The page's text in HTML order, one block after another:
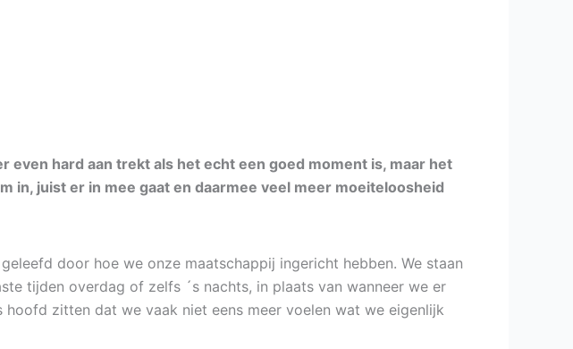
hard aan trekt als het echt een goed moment is, maar het
in, juist er in mee gaat en daarmee veel meer moeiteloosheid
door hoe we onze maatschappij ingericht hebben. We staan
tijden overdag of zelfs ´s nachts, in plaats van wanneer we er
zitten dat we vaak niet eens meer voelen wat we eigenlijk